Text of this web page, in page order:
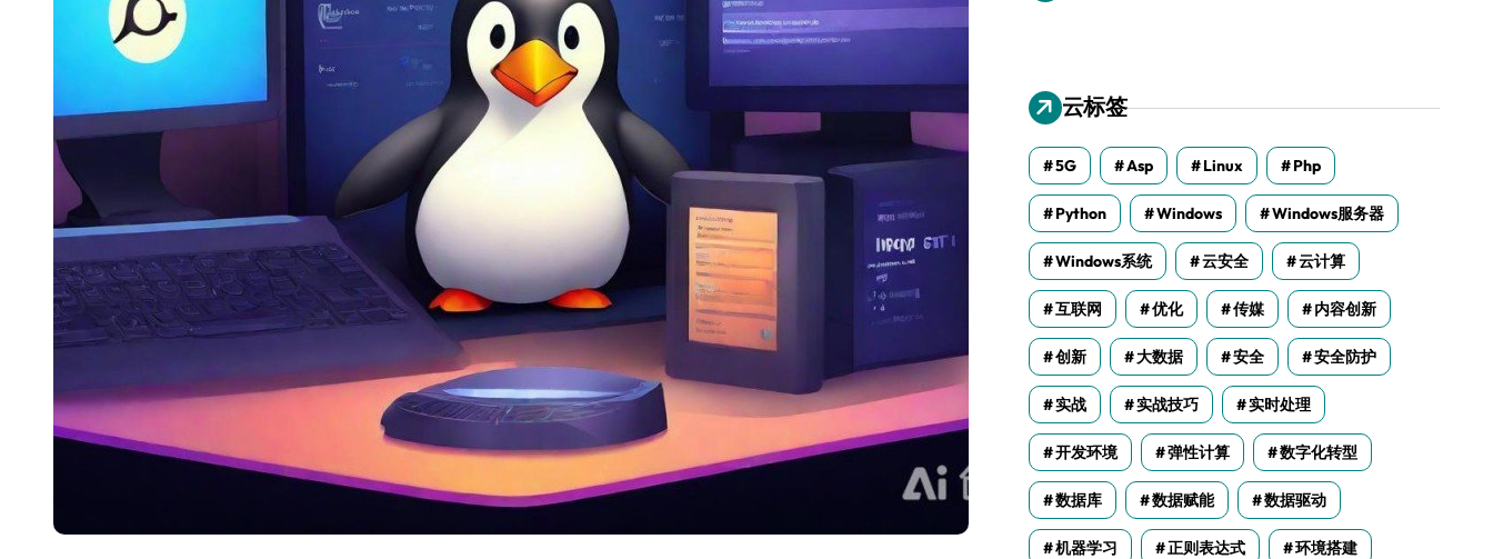
云标签
5G Asp Linux Php
Python Windows Windows服务器
Windows系统 云安全 云计算
互联网 优化 传媒 内容创新
创新 大数据 安全 安全防护
实战 实战技巧 实时处理
开发环境 弹性计算 数字化转型
数据库 数据赋能 数据驱动
机器学习 正则表达式 环境搭建